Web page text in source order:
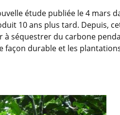
étude publiée le 4 mars
10 ans plus tard. Depuis,
séquestrer du carbone
façon durable et les